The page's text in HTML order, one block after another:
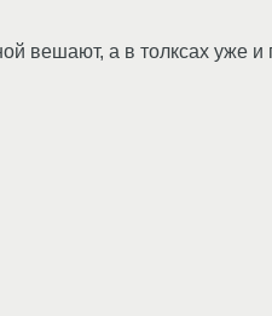
вешают, а в толксах уже и